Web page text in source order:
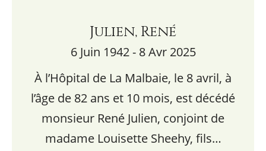
Julien, René
6 Juin 1942 - 8 Avr 2025
À l’Hôpital de La Malbaie, le 8 avril, à
l’âge de 82 ans et 10 mois, est décédé
monsieur René Julien, conjoint de
madame Louisette Sheehy, fils…